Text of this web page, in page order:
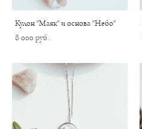
Кулон "Маяк" и основа "Небо"
8 000 pуб.